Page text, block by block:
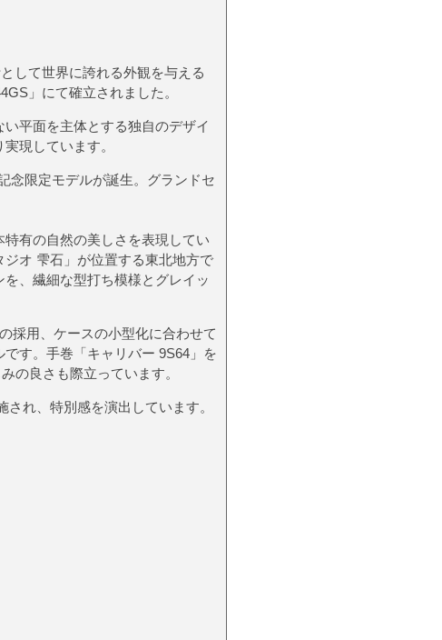
して世界に誇れる外観を与える
」にて確立されました。
平面を主体とする独自のデザイ
現しています。
念限定モデルが誕生。グランドセ
有の自然の美しさを表現してい
オ 雫石」が位置する東北地方で
、繊細な型打ち模様とグレイッ
採用、ケースの小型化に合わせて
す。手巻「キャリバー 9S64」を
の良さも際立っています。
れ、特別感を演出しています。